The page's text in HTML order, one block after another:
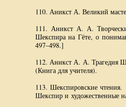
110. Аникст А. Великий
111. Аникст А. А.
Шекспира на Гёте, о
497–498.]
112. АникстА. А. Трагедия
(Книга для учителя).
113. Шекспировские
Шекспир и художественные